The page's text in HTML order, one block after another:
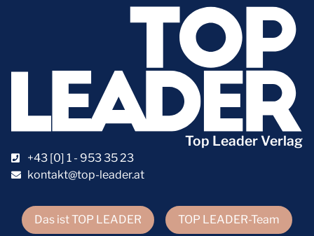
Das ist TOP LEADER TOP LEADER-Team
Top Leader Verlag
+43 [0] 1 - 953 35 23
kontakt@top-leader.at